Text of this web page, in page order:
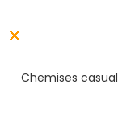
Chemises casual